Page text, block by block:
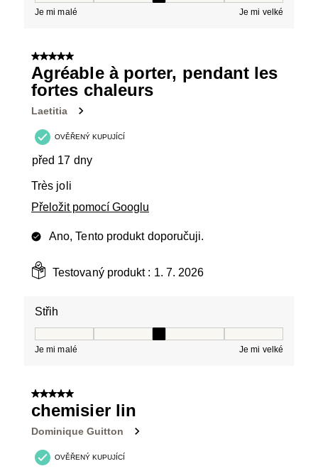
Je mi malé Je mi velké
5 z 5 hvězdiček.
Agréable à porter, pendant les
fortes chaleurs
Laetitia
OVĚŘENÝ KUPUJÍCÍ
před 17 dny
Très joli
Přeložit pomocí Googlu
Ano, Tento produkt doporučuji.
Testovaný produkt : 1. 7. 2026
Střih
Je mi malé Je mi velké
5 z 5 hvězdiček.
chemisier lin
Dominique Guitton
OVĚŘENÝ KUPUJÍCÍ